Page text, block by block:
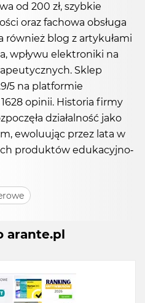
od 200 zł, szybkie
oraz fachowa obsługa
również blog z artykułami
wpływu elektroniki na
Sklep
5 na platformie
opinii. Historia firmy
działalność jako
ewoluując przez lata w
produktów edukacyjno-
arante.pl